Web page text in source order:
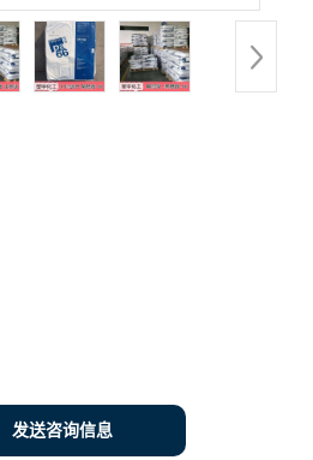
发送咨询信息